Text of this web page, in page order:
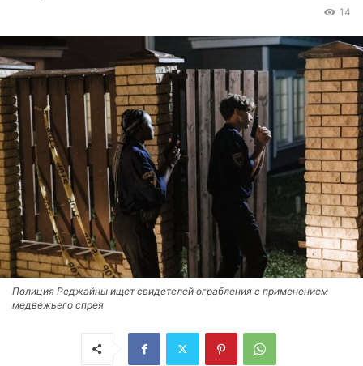
14
Полиция Реджайны ищет свидетелей ограбления с применением
медвежьего спрея